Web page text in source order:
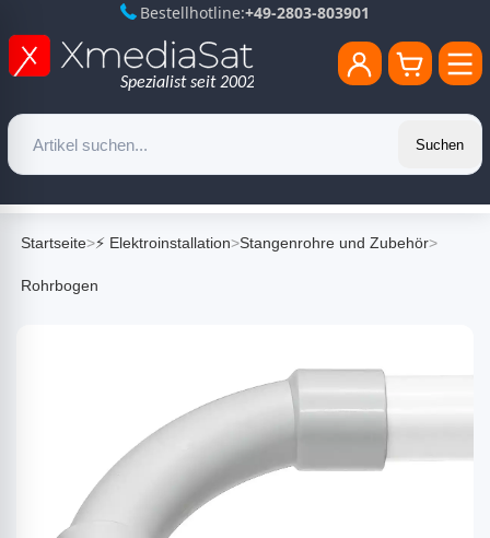
Bestellhotline:+49-2803-803901
Suchen
Startseite>⚡ Elektroinstallation>Stangenrohre und Zubehör>
Rohrbogen